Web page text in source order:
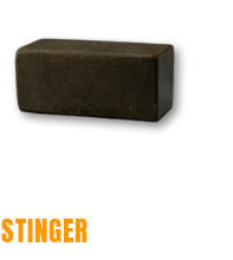
STINGER